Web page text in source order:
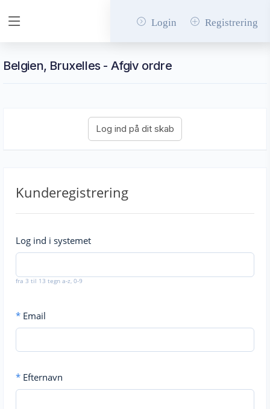
Login Registrering
Belgien, Bruxelles - Afgiv ordre
Kunderegistrering
Log ind i systemet
fra 3 til 13 tegn a-z, 0-9
* Email
* Efternavn